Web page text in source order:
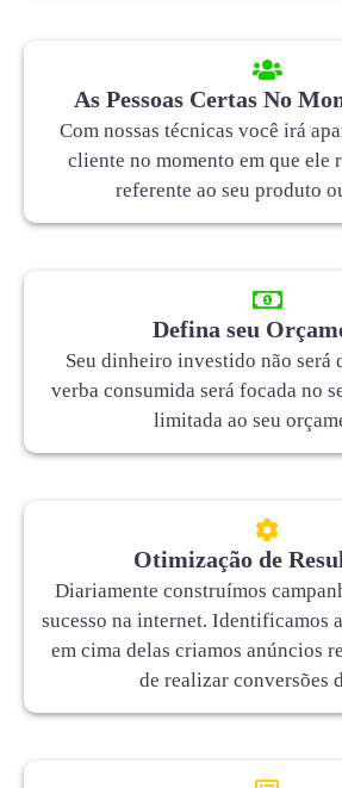
As Pessoas Certas No
Com nossas técnicas você irá
cliente no momento em que ele
referente ao seu produto
Defina seu
Seu dinheiro investido não será
verba consumida será focada no
limitada ao seu
Otimização de
Diariamente construímos
sucesso na internet. Identificamos
em cima delas criamos anúncios
de realizar conversões